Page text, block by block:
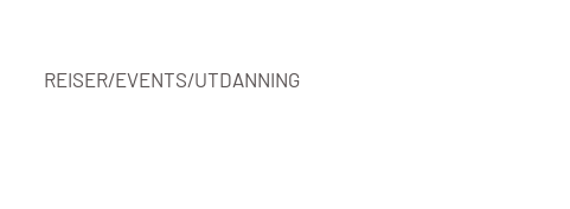
REISER/EVENTS/UTDANNING